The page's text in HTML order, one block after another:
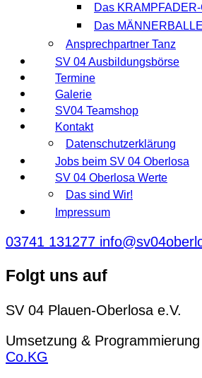
Das
Das
Ansprechpartner Tanz
SV 04 Ausbildungsbörse
Termine
Galerie
SV04 Teamshop
Kontakt
Datenschutzerklärung
Jobs beim SV 04 Oberlosa
SV 04 Oberlosa Werte
Das sind Wir!
Impressum
03741 131277
Folgt uns auf
SV 04 Plauen-Oberlosa e.V.
Umsetzung & Programmierung
Co.KG